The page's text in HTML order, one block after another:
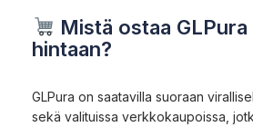
Mistä ostaa GLPura
hintaan?
GLPura on saatavilla suoraan
sekä valituissa verkkokaupoissa,